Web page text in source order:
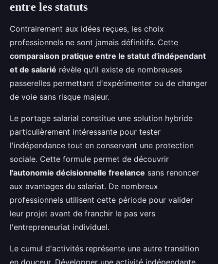
entre les statuts
Contrairement aux idées reçues, les choix
professionnels ne sont jamais définitifs. Cette
comparaison pratique entre le statut d'indépendant
et de salarié révèle qu'il existe de nombreuses
passerelles permettant d'expérimenter ou de changer
de voie sans risque majeur.
Le portage salarial constitue une solution hybride
particulièrement intéressante pour tester
l'indépendance tout en conservant une protection
sociale. Cette formule permet de découvrir
l'autonomie décisionnelle freelance sans renoncer
aux avantages du salariat. De nombreux
professionnels utilisent cette période pour valider
leur projet avant de franchir le pas vers
l'entrepreneuriat individuel.
Le cumul d'activités représente une autre transition